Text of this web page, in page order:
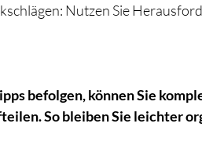
Nutzen Sie
befolgen, können Sie
So bleiben Sie leichter